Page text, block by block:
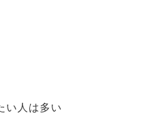
人は多い